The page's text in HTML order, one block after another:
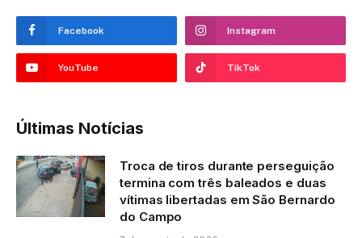
Facebook Instagram
YouTube TikTok
Últimas Notícias
Troca de tiros durante perseguição
termina com três baleados e duas
vítimas libertadas em São Bernardo
do Campo